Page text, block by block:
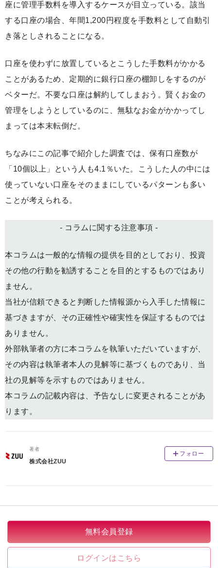
座に管理手数料を導入するケースが目立っている。該当
する口座の場合、年間1,200円程度を手数料として自動引
き落としされることになる。
口座を使わずに放置しているとこうした手数料がかかる
ことがあるため、定期的に銀行口座の棚卸しをするのが
ベターだ。不要な口座は解約してしまおう。賢くお金の
管理をしようとしているのに、無駄なお金がかかってし
まっては本末転倒だ。
ちなみにこの記事で紹介した調査では、保有口座数が
「10個以上」という人も4.1％いた。こうした人の中には
使っていない口座をそのままにしているパターンも多い
ことが考えられる。
- コラムに関する注意事項 -
本コラムは一般的な情報の提供を目的としており、投資
その他の行動を勧誘することを目的とするものではあり
ません。
当社が信頼できると判断した情報源から入手した情報に
基づきますが、その正確性や確実性を保証するものでは
ありません。
外部執筆者の方に本コラムを執筆いただいていますが、
その内容は執筆者本人の見解等に基づくものであり、当
社の見解等を示すものではありません。
本コラムの記載内容は、予告なしに変更されることがあ
ります。
著者
株式会社ZUU
フォロー
無料会員登録
ログインはこちら